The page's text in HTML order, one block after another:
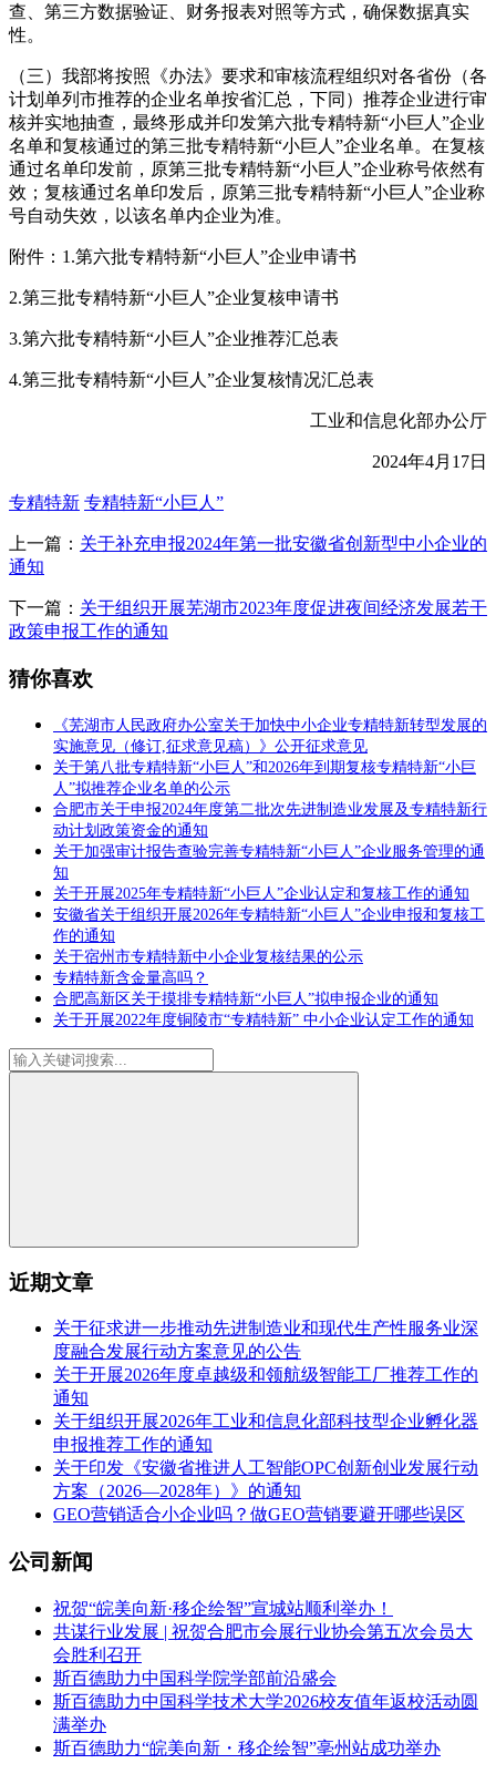
查、第三方数据验证、财务报表对照等方式，确保数据真实
性。
（三）我部将按照《办法》要求和审核流程组织对各省份（各
计划单列市推荐的企业名单按省汇总，下同）推荐企业进行审
核并实地抽查，最终形成并印发第六批专精特新“小巨人”企业
名单和复核通过的第三批专精特新“小巨人”企业名单。在复核
通过名单印发前，原第三批专精特新“小巨人”企业称号依然有
效；复核通过名单印发后，原第三批专精特新“小巨人”企业称
号自动失效，以该名单内企业为准。
附件：1.第六批专精特新“小巨人”企业申请书
2.第三批专精特新“小巨人”企业复核申请书
3.第六批专精特新“小巨人”企业推荐汇总表
4.第三批专精特新“小巨人”企业复核情况汇总表
工业和信息化部办公厅
2024年4月17日
专精特新 专精特新“小巨人”
上一篇： 关于补充申报2024年第一批安徽省创新型中小企业的
通知
下一篇： 关于组织开展芜湖市2023年度促进夜间经济发展若干
政策申报工作的通知
猜你喜欢
《芜湖市人民政府办公室关于加快中小企业专精特新转型发展的
实施意见（修订,征求意见稿）》公开征求意见
关于第八批专精特新“小巨人”和2026年到期复核专精特新“小巨
人”拟推荐企业名单的公示
合肥市关于申报2024年度第二批次先进制造业发展及专精特新行
动计划政策资金的通知
关于加强审计报告查验完善专精特新“小巨人”企业服务管理的通
知
关于开展2025年专精特新“小巨人”企业认定和复核工作的通知
安徽省关于组织开展2026年专精特新“小巨人”企业申报和复核工
作的通知
关于宿州市专精特新中小企业复核结果的公示
专精特新含金量高吗‌？
合肥高新区关于摸排专精特新“小巨人”拟申报企业的通知
关于开展2022年度铜陵市“专精特新” 中小企业认定工作的通知
近期文章
关于征求进一步推动先进制造业和现代生产性服务业深
度融合发展行动方案意见的公告
关于开展2026年度卓越级和领航级智能工厂推荐工作的
通知
关于组织开展2026年工业和信息化部科技型企业孵化器
申报推荐工作的通知
关于印发《安徽省推进人工智能OPC创新创业发展行动
方案（2026—2028年）》的通知
GEO营销适合小企业吗？做GEO营销要避开哪些误区
公司新闻
祝贺“皖美向新·移企绘智”宣城站顺利举办！
共谋行业发展 | 祝贺合肥市会展行业协会第五次会员大
会胜利召开
斯百德助力中国科学院学部前沿盛会
斯百德助力中国科学技术大学2026校友值年返校活动圆
满举办
斯百德助力“皖美向新・移企绘智”亳州站成功举办